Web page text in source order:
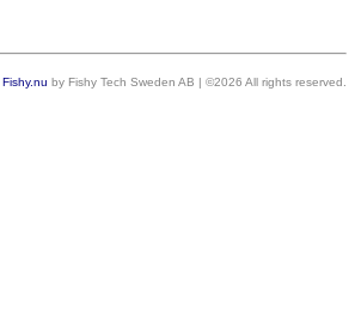
Fishy.nu by Fishy Tech Sweden AB | ©2026 All rights reserved.